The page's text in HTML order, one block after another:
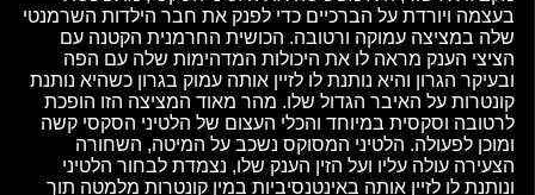
בעצמה ויורדת על הברכיים כדי לפנק את חבר הילדות השרמנטי
שלה במציצה עמוקה ורטובה. הכושית החרמנית הקטנה עם
הציצי הענק מראה לו את היכולות המדהימות שלה עם הפה
ובעיקר הגרון והיא נותנת לו לזיין אותה עמוק בגרון כשהיא נותנת
קונטרות על האיבר הגדול שלו. מהר מאוד המציצה הזו הופכת
לרטובה וסקסית במיוחד והכלי העצום של הלטיני הסקסי קשה
ומוכן לפעולה. הלטיני המסוקס נשכב על המיטה, השחורה
הצעירה עולה עליו ועל הזין הענק שלו, נצמדת לבחור הלטיני
ונותנת לו לזיין אותה באינטנסיביות במין קונטרות מלמטה תוך